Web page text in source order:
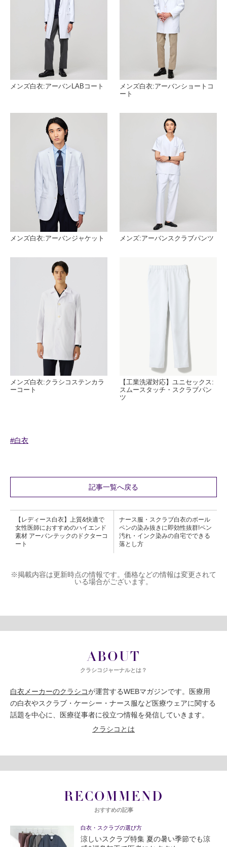
メンズ白衣:アーバンLABコート
メンズ白衣:アーバンショートコ
ート
メンズ白衣:アーバンジャケット メンズ:アーバンスクラブパンツ
メンズ白衣:クラシコステンカラ
ーコート
【工業洗濯対応】ユニセックス:
スムースタッチ・スクラブパン
ツ
#白衣
記事一覧へ戻る
【レディース白衣】上質&快適で
女性医師におすすめのハイエンド
素材 アーバンテックのドクターコ
ート
ナース服・スクラブ白衣のボール
ペンの染み抜きに即効性抜群!ペン
汚れ・インク染みの自宅でできる
落とし方
※掲載内容は更新時点の情報です。価格などの情報は変更されて
いる場合がございます。
ABOUT
クラシコジャーナルとは？
白衣メーカーのクラシコが運営するWEBマガジンです。医療用
の白衣やスクラブ・ケーシー・ナース服など医療ウェアに関する
話題を中心に、医療従事者に役立つ情報を発信していきます。
クラシコとは
RECOMMEND
おすすめの記事
白衣・スクラブの選び方
涼しいスクラブ特集 夏の暑い季節でも涼